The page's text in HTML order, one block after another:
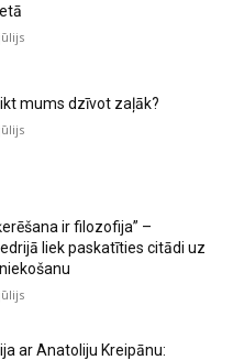
mums dzīvot zaļāk?
ir filozofija” –
liek paskatīties citādi uz
ar Anatoliju Kreipānu: